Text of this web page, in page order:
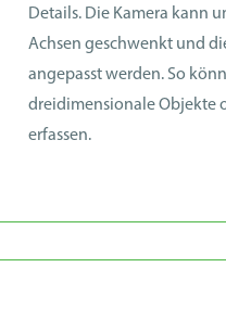
Details. Die Kamera kann
Achsen geschwenkt und
angepasst werden. So
dreidimensionale Objekte
erfassen.